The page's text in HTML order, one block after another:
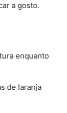
a gosto.
enquanto
de laranja